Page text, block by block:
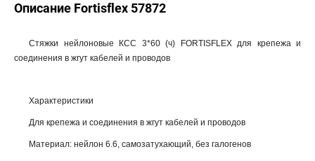
Описание Fortisflex 57872
Стяжки нейлоновые КСС 3*60 (ч) FORTISFLEX для крепежа и
соединения в жгут кабелей и проводов
Характеристики
Для крепежа и соединения в жгут кабелей и проводов
Материал: нейлон 6.6, самозатухающий, без галогенов